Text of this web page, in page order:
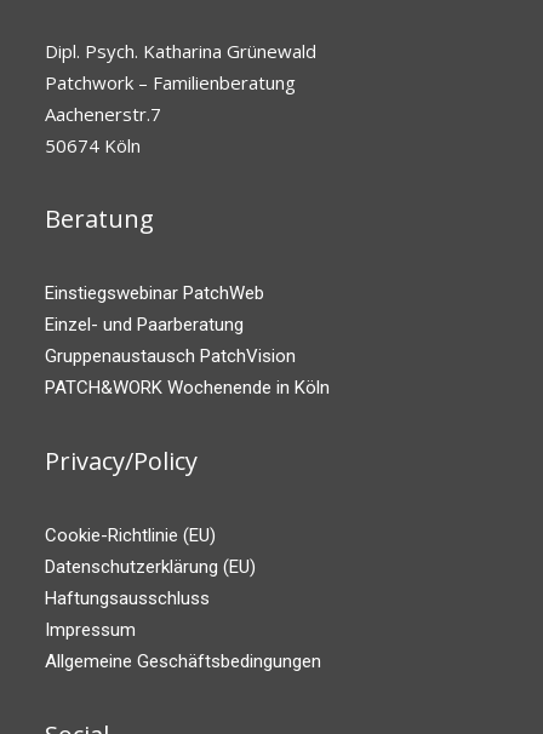
Dipl. Psych. Katharina Grünewald
Patchwork – Familienberatung
Aachenerstr.7
50674 Köln
Beratung
Einstiegswebinar PatchWeb
Einzel- und Paarberatung
Gruppenaustausch PatchVision
PATCH&WORK Wochenende in Köln
Privacy/Policy
Cookie-Richtlinie (EU)
Datenschutzerklärung (EU)
Haftungsausschluss
Impressum
Allgemeine Geschäftsbedingungen